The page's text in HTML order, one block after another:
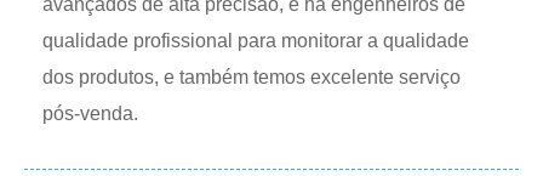
avançados de alta precisão, e há engenheiros de
qualidade profissional para monitorar a qualidade
dos produtos, e também temos excelente serviço
pós-venda.